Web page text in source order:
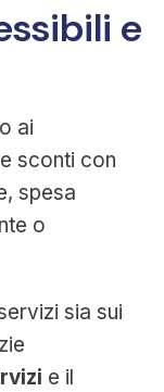
e
ai
sconti con
spesa
o
sia sui
e il